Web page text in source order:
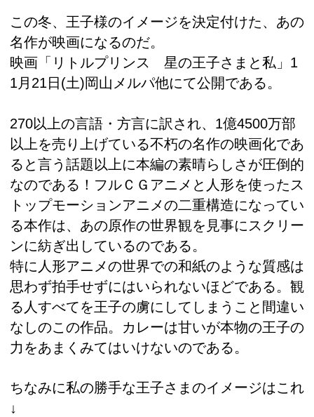
この冬、王子様のイメージを決定付けた、あの
名作が映画になるのだ。
映画「リトルプリンス 星の王子さまと私」1
1月21日(土)岡山メルパ他にて公開である。
270以上の言語・方言に訳され、1億4500万部
以上を売り上げている不朽の名作の映画化であ
ると言う話題以上に本編の素晴らしさが圧倒的
なのである！フルＣＧアニメと人形を使ったス
トップモーションアニメの二重構造になってい
る本作は、あの原作の世界観を見事にスクリー
ンに紡ぎ出しているのである。
特に人形アニメの世界での和紙のような質感は
思わず拍手せずにはいられないほどである。観
る人すべてを王子の虜にしてしまうこと間違い
なしのこの作品。カレーは甘いが本物の王子の
力をあまくみてはいけないのである。
ちなみに私の勝手な王子さまのイメージはこれ
↓